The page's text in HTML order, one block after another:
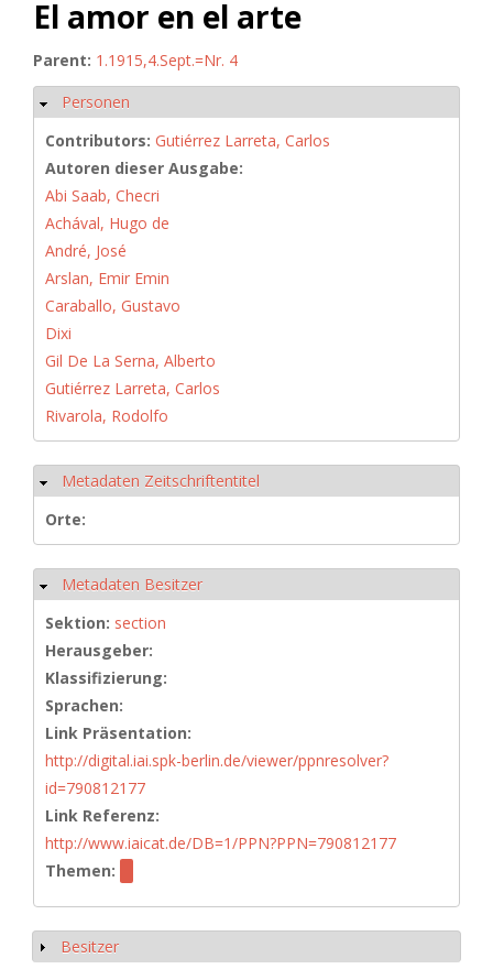
El amor en el arte
Parent: 1.1915,4.Sept.=Nr. 4
Hide
Personen
Contributors: Gutiérrez Larreta, Carlos
Autoren dieser Ausgabe:
Abi Saab, Checri
Achával, Hugo de
André, José
Arslan, Emir Emin
Caraballo, Gustavo
Dixi
Gil De La Serna, Alberto
Gutiérrez Larreta, Carlos
Rivarola, Rodolfo
Hide
Metadaten Zeitschriftentitel
Orte:
Hide
Metadaten Besitzer
Sektion: section
Herausgeber:
Klassifizierung:
Sprachen:
Link Präsentation:
http://digital.iai.spk-berlin.de/viewer/ppnresolver?
id=790812177
Link Referenz:
http://www.iaicat.de/DB=1/PPN?PPN=790812177
Themen:
Show
Besitzer